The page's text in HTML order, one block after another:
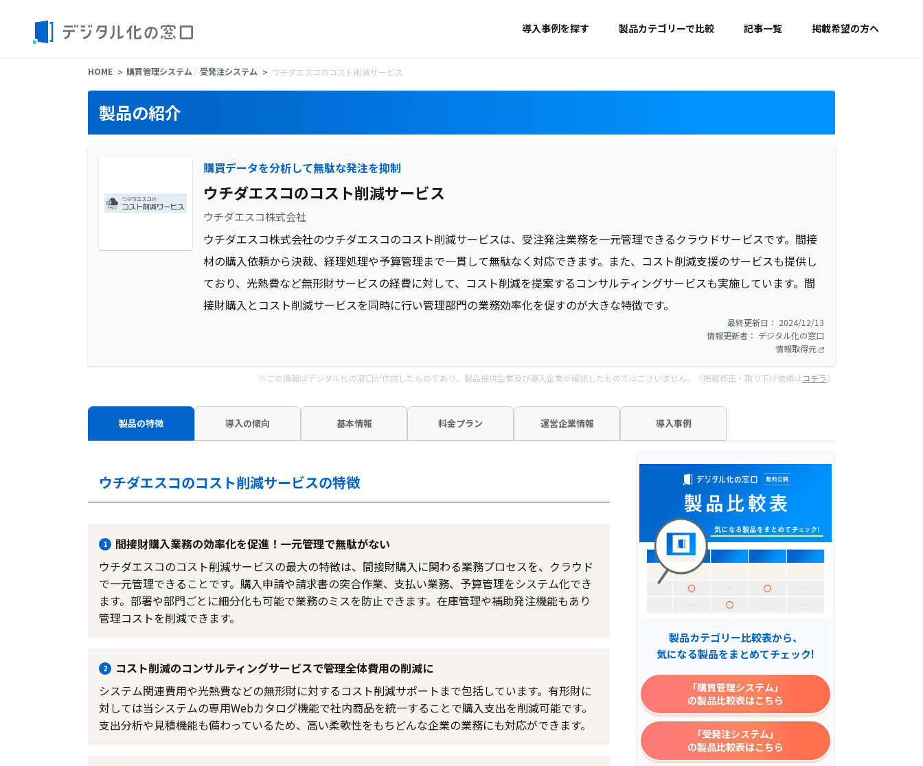
導入事例を探す 製品カテゴリーで比較 記事一覧 掲載希望の方へ
HOME 購買管理システム / 受発注システム ウチダエスコのコスト削減サービス
製品の紹介
購買データを分析して無駄な発注を抑制
ウチダエスコのコスト削減サービス
ウチダエスコ株式会社
ウチダエスコ株式会社のウチダエスコのコスト削減サービスは、受注発注業務を一元管理できるクラウドサービスです。間接
材の購入依頼から決裁、経理処理や予算管理まで一貫して無駄なく対応できます。また、コスト削減支援のサービスも提供し
ており、光熱費など無形財サービスの経費に対して、コスト削減を提案するコンサルティングサービスも実施しています。間
接財購入とコスト削減サービスを同時に行い管理部門の業務効率化を促すのが大きな特徴です。
最終更新日： 2024/12/13
情報更新者： デジタル化の窓口
情報取得元
※この情報はデジタル化の窓口が作成したものであり、製品提供企業及び導入企業が確認したものではございません。（掲載修正・取り下げ依頼はコチラ）
製品の特徴 導入の傾向 基本情報 料金プラン 運営企業情報 導入事例
ウチダエスコのコスト削減サービスの特徴
1
間接財購入業務の効率化を促進！一元管理で無駄がない
ウチダエスコのコスト削減サービスの最大の特徴は、間接財購入に関わる業務プロセスを、クラウド
で一元管理できることです。購入申請や請求書の突合作業、支払い業務、予算管理をシステム化でき
ます。部署や部門ごとに細分化も可能で業務のミスを防止できます。在庫管理や補助発注機能もあり
管理コストを削減できます。
2
コスト削減のコンサルティングサービスで管理全体費用の削減に
システム関連費用や光熱費などの無形財に対するコスト削減サポートまで包括しています。有形財に
対しては当システムの専用Webカタログ機能で社内商品を統一することで購入支出を削減可能です。
支出分析や見積機能も備わっているため、高い柔軟性をもちどんな企業の業務にも対応ができます。
製品カテゴリー比較表から、
気になる製品をまとめてチェック!
「購買管理システム」
の製品比較表はこちら
「受発注システム」
の製品比較表はこちら